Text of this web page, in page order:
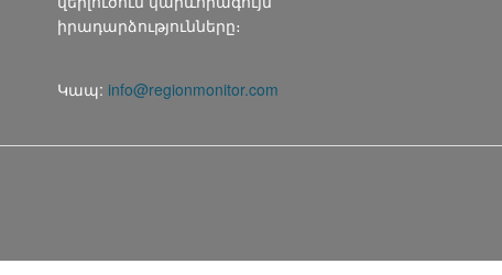
իրադարձությունները։
Կապ: info@regionmonitor.com